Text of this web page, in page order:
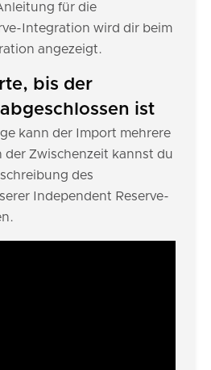
für die
Integration wird dir beim
angezeigt.
bis der
ist
kann der Import mehrere
der Zwischenzeit kannst du
des
Independent Reserve-